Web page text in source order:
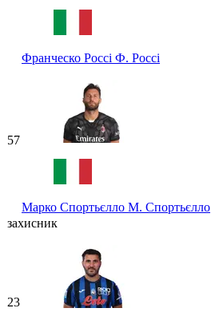
Франческо Россі Ф. Россі
57
Марко Спортьєлло М. Спортьєлло
захисник
23